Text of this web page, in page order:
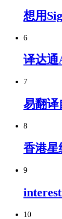
想用
6
译达通
7
易翻译
8
香港星
9
10